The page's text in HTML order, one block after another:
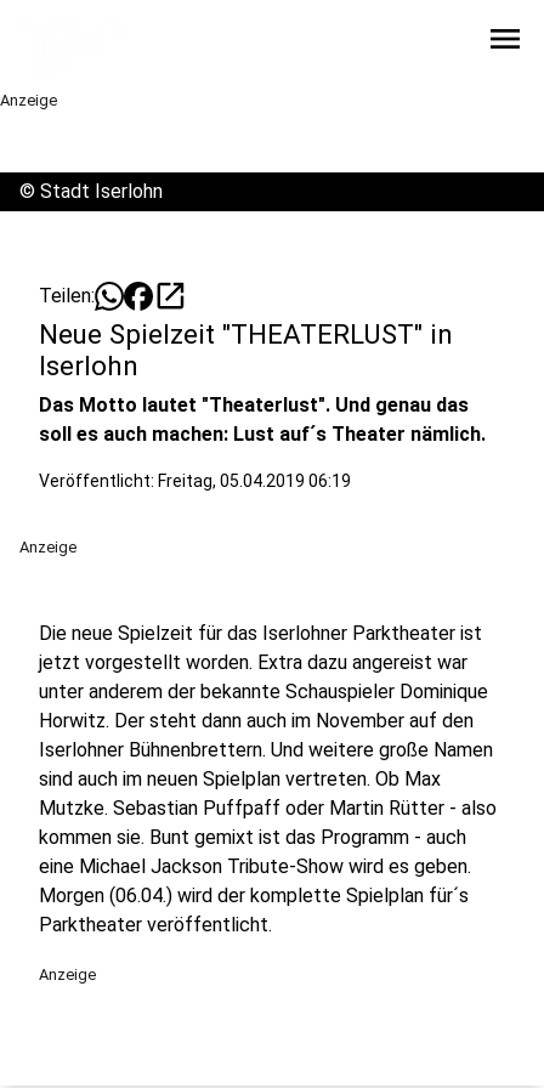
menu
Anzeige
© Stadt Iserlohn
Teilen: open_in_new
Neue Spielzeit "THEATERLUST" in
Iserlohn
Das Motto lautet "Theaterlust". Und genau das
soll es auch machen: Lust auf´s Theater nämlich.
Veröffentlicht: Freitag, 05.04.2019 06:19
Anzeige
Die neue Spielzeit für das Iserlohner Parktheater ist
jetzt vorgestellt worden. Extra dazu angereist war
unter anderem der bekannte Schauspieler Dominique
Horwitz. Der steht dann auch im November auf den
Iserlohner Bühnenbrettern. Und weitere große Namen
sind auch im neuen Spielplan vertreten. Ob Max
Mutzke. Sebastian Puffpaff oder Martin Rütter - also
kommen sie. Bunt gemixt ist das Programm - auch
eine Michael Jackson Tribute-Show wird es geben.
Morgen (06.04.) wird der komplette Spielplan für´s
Parktheater veröffentlicht.
Anzeige